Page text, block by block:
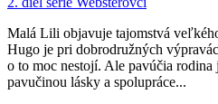
Malá Lili objavuje tajomstvá
Hugo je pri dobrodružných
o to moc nestojí. Ale pavúčia rodina
pavučinou lásky a spolupráce...